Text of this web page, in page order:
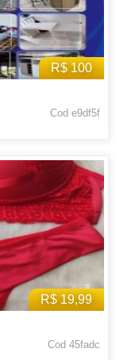
R$ 100
Cod e9df5f
R$ 19,99
Cod 45fadc